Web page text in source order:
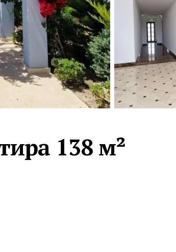
Турция · 2 556
Таиланд · 2 172
Россия · 2 106
Турция · 2 092
Турция · 1 810
138 м²